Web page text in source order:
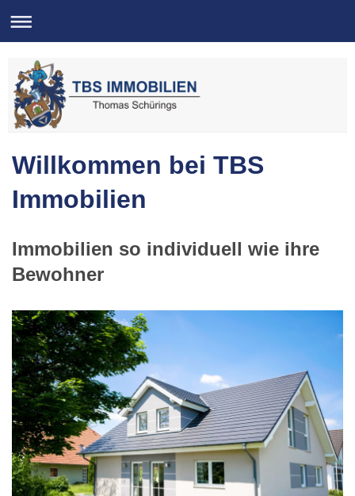
Willkommen bei TBS
Immobilien
Immobilien so individuell wie ihre
Bewohner